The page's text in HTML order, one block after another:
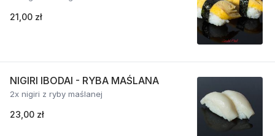
21,00 zł
NIGIRI IBODAI - RYBA MAŚLANA
2x nigiri z ryby maślanej
23,00 zł